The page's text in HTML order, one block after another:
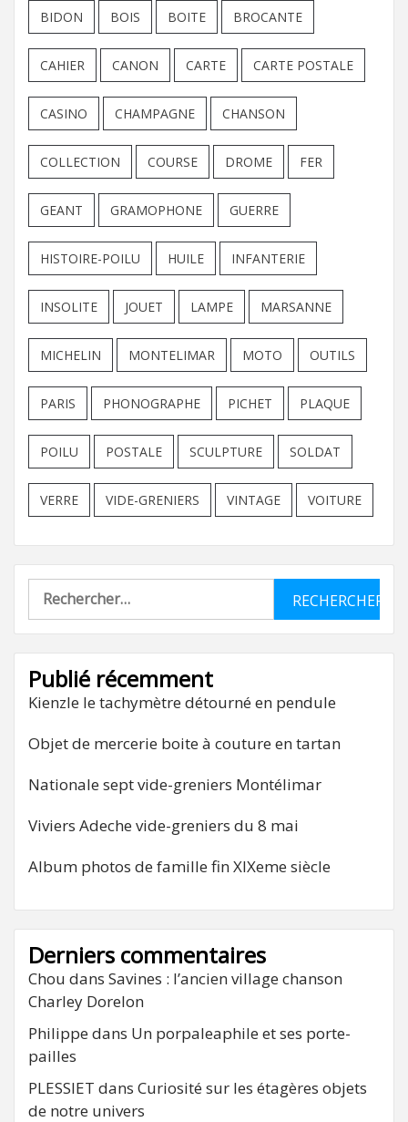
BIDON BOIS BOITE BROCANTE
CAHIER CANON CARTE CARTE POSTALE
CASINO CHAMPAGNE CHANSON
COLLECTION COURSE DROME FER
GEANT GRAMOPHONE GUERRE
HISTOIRE-POILU HUILE INFANTERIE
INSOLITE JOUET LAMPE MARSANNE
MICHELIN MONTELIMAR MOTO OUTILS
PARIS PHONOGRAPHE PICHET PLAQUE
POILU POSTALE SCULPTURE SOLDAT
VERRE VIDE-GRENIERS VINTAGE VOITURE
Rechercher :
Publié récemment
Kienzle le tachymètre détourné en pendule
Objet de mercerie boite à couture en tartan
Nationale sept vide-greniers Montélimar
Viviers Adeche vide-greniers du 8 mai
Album photos de famille fin XIXeme siècle
Derniers commentaires
Chou dans Savines : l’ancien village chanson
Charley Dorelon
Philippe dans Un porpaleaphile et ses porte-
pailles
PLESSIET dans Curiosité sur les étagères objets
de notre univers